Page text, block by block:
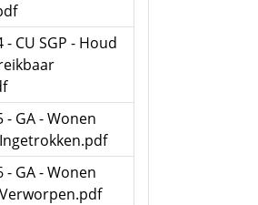
- CU SGP - Houd
- GA - Wonen
- GA - Wonen